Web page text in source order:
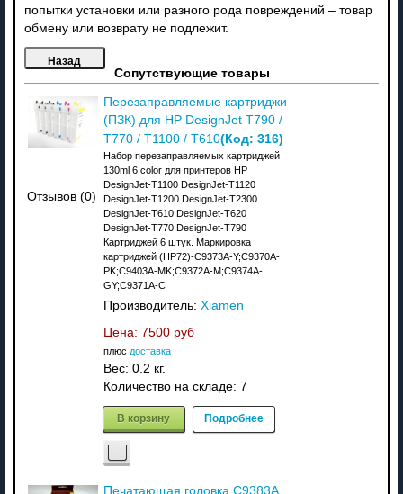
попытки установки или разного рода повреждений – товар
обмену или возврату не подлежит.
Сопутствующие товары
Отзывов (0)
Перезаправляемые картриджи
(ПЗК) для HP DesignJet T790 /
T770 / T1100 / T610(Код: 316)
Набор перезаправляемых картриджей
130ml 6 color для принтеров HP
DesignJet-T1100 DesignJet-T1120
DesignJet-T1200 DesignJet-T2300
DesignJet-T610 DesignJet-T620
DesignJet-T770 DesignJet-T790
Картриджей 6 штук. Маркировка
картриджей (HP72)-C9373A-Y;C9370A-
PK;C9403A-MK;C9372A-M;C9374A-
GY;C9371A-C
Производитель: Xiamen
Цена: 7500 руб
плюс доставка
Вес: 0.2 кг.
Количество на складе: 7
В корзину Подробнее
Печатающая головка C9383A